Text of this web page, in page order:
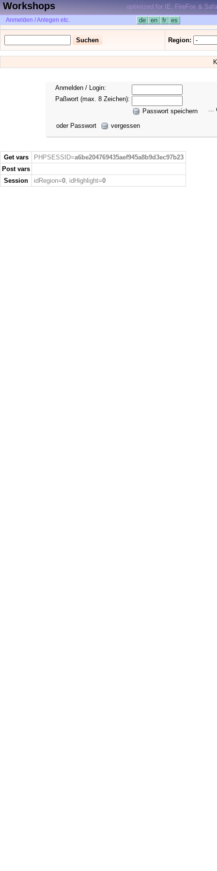
Workshops optimized for IE, FireFox &
Anmelden / Anlegen etc. de en fr es
Region:
Anmelden / Login:
Paßwort (max. 8 Zeichen):
Passwort speichern
oder Passwort
vergessen
...
Get vars PHPSESSID=a6be204769435aef945a8b9d3ec97b23
Post vars
Session
idRegion=0, idHighlight=0